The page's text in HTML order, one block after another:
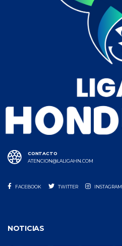
CONTACTO
ATENCION@LALIGAHN.COM
FACEBOOK TWITTER INSTAGRAM
NOTICIAS